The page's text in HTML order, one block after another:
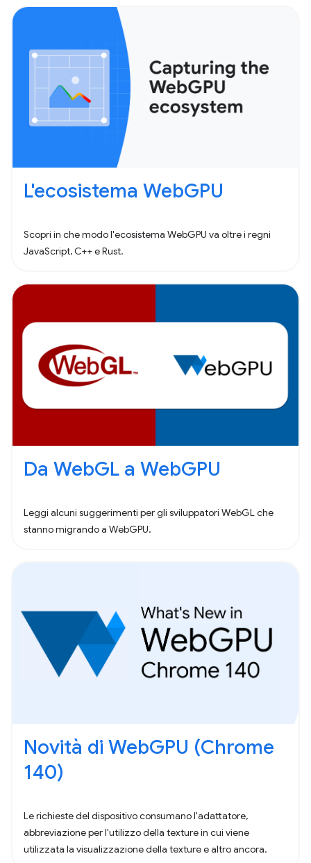
L'ecosistema WebGPU
Scopri in che modo l'ecosistema WebGPU va oltre i regni
JavaScript, C++ e Rust.
Da WebGL a WebGPU
Leggi alcuni suggerimenti per gli sviluppatori WebGL che
stanno migrando a WebGPU.
Novità di WebGPU (Chrome
140)
Le richieste del dispositivo consumano l'adattatore,
abbreviazione per l'utilizzo della texture in cui viene
utilizzata la visualizzazione della texture e altro ancora.